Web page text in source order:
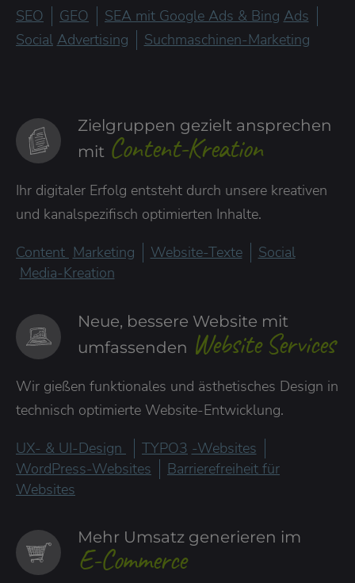
SEO GEO SEA mit Google Ads & Bing Ads
Social Advertising Suchmaschinen-Marketing
Zielgruppen gezielt ansprechen
mit Content-Kreation
Ihr digitaler Erfolg entsteht durch unsere kreativen
und kanalspezifisch optimierten Inhalte.
Content Marketing Website-Texte
Social
Media-Kreation
Neue, bessere Website mit
umfassenden Website Services
Wir gießen funktionales und ästhetisches Design in
technisch optimierte Website-Entwicklung.
UX- & UI-Design
TYPO3 -Websites
WordPress-Websites
Barrierefreiheit für
Websites
Mehr Umsatz generieren im
E-Commerce